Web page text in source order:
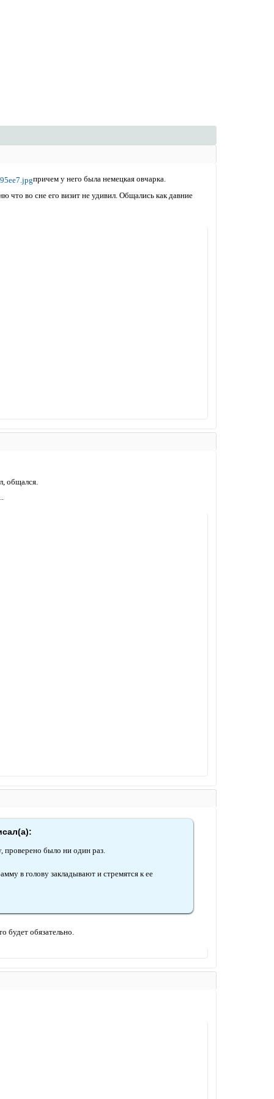
причем у него была немецкая овчарка.
что во сне его визит не удивил. Общались как давние
общался.
проверено было ни один раз.
в голову закладывают и стремятся к ее
будет обязательно.